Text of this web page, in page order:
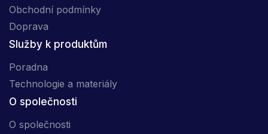
Obchodní podmínky
Doprava
Služby k produktům
Poradna
Technologie a materiály
O společnosti
O společnosti